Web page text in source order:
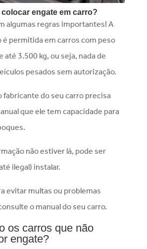
colocar engate em carro?
algumas regras importantes! A
é permitida em carros com peso
até 3.500 kg, ou seja, nada de
pesados sem autorização.
fabricante do seu carro precisa
que ele tem capacidade para
não estiver lá, pode ser
ilegal) instalar.
evitar multas ou problemas
o manual do seu carro.
os carros que não
engate?